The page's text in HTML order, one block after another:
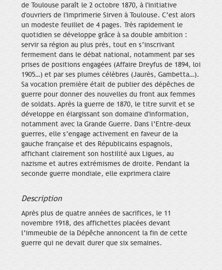
de Toulouse paraît le 2 octobre 1870, à l'initiative
d'ouvriers de l'imprimerie Sirven à Toulouse. C’est alors
un modeste feuillet de 4 pages. Très rapidement le
quotidien se développe grâce à sa double ambition :
servir sa région au plus près, tout en s’inscrivant
fermement dans le débat national, notamment par ses
prises de positions engagées (Affaire Dreyfus de 1894, loi
1905…) et par ses plumes célèbres (Jaurès, Gambetta…).
Sa vocation première était de publier des dépêches de
guerre pour donner des nouvelles du front aux femmes
de soldats. Après la guerre de 1870, le titre survit et se
développe en élargissant son domaine d'information,
notamment avec la Grande Guerre. Dans l’Entre-deux
guerres, elle s’engage activement en faveur de la
gauche française et des Républicains espagnols,
affichant clairement son hostilité aux Ligues, au
nazisme et autres extrémismes de droite. Pendant la
seconde guerre mondiale, elle exprimera claire
Description
Après plus de quatre années de sacrifices, le 11
novembre 1918, des affichettes placées devant
l’immeuble de la Dépêche annoncent la fin de cette
guerre qui ne devait durer que six semaines.